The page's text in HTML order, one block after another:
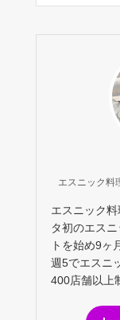
エスニック料
エスニック
タ初のエス
トを始め9ヶ
週5でエスニ
400店舗以上